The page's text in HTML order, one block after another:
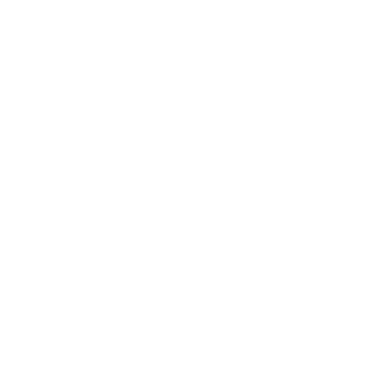
pro dítě do nedovršených 2 let
a 1 dítě do nedovršených 14 let
do neděle